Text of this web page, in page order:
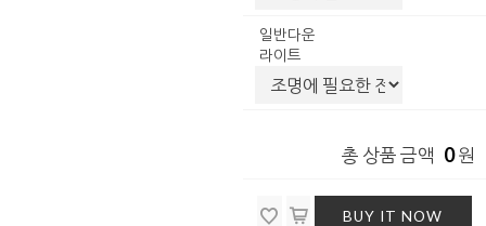
일반다운
라이트
총 상품 금액 0원
BUY IT NOW